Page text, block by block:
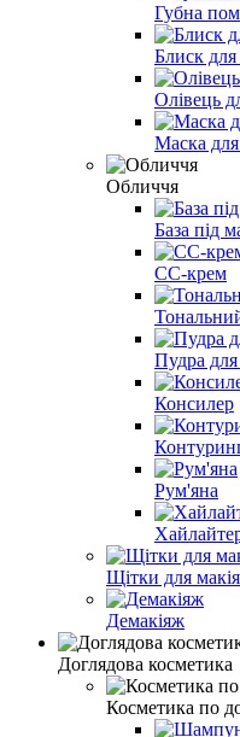
Губна
Блиск для
Олівець
Маска
Обличчя
База під
CC-крем
Пудра
Консилер
Рум'яна
Щітки для
Демакіяж
Доглядова косметика
Косметика по